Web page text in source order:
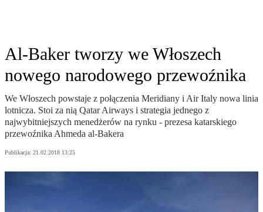
Al-Baker tworzy we Włoszech
nowego narodowego przewoźnika
We Włoszech powstaje z połączenia Meridiany i Air Italy nowa linia
lotnicza. Stoi za nią Qatar Airways i strategia jednego z
najwybitniejszych menedżerów na rynku - prezesa katarskiego
przewoźnika Ahmeda al-Bakera
Publikacja: 21.02.2018 13:25